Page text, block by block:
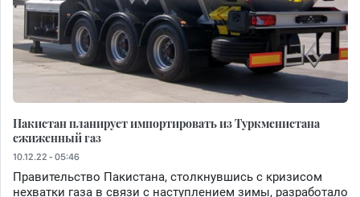
Пакистан планирует импортировать из Туркменистана
сжиженный газ
10.12.22 - 05:46
Правительство Пакистана, столкнувшись с кризисом
нехватки газа в связи с наступлением зимы, разработало